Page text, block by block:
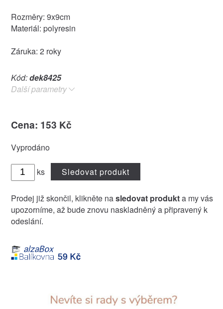
Rozměry: 9x9cm
Materiál: polyresin
Záruka: 2 roky
Kód:dek8425
Další parametry
Cena: 153 Kč
Vyprodáno
ks Sledovat produkt
Prodej již skončil, klikněte nasledovat produkta my vás
upozorníme, až bude znovu naskladněný a připravený k
odeslání.